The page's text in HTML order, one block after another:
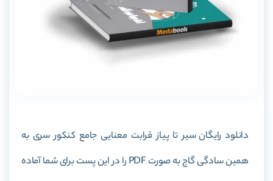
دانلود رایگانسیر تا پیاز قرابت معنایی جامع کنکور سری به
همین سادگی گاج
به صورت PDF را در این پست برای شما آماده